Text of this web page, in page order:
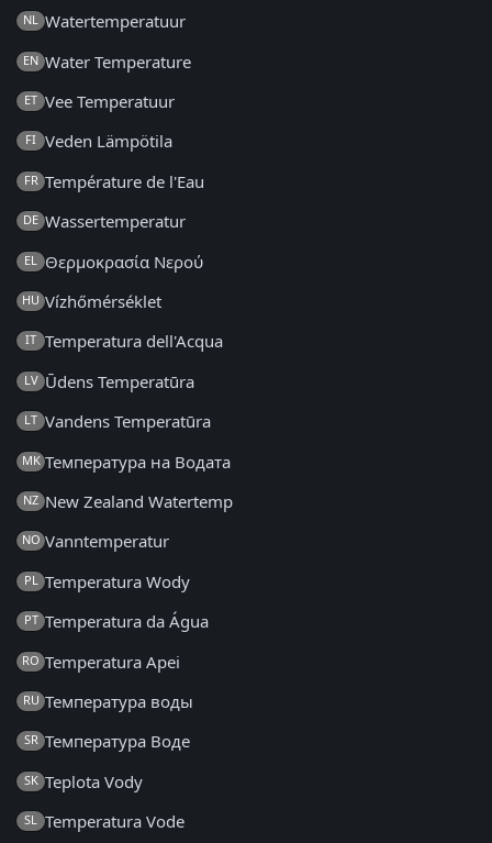
NL Watertemperatuur
EN Water Temperature
ET Vee Temperatuur
FI Veden Lämpötila
FR Température de l'Eau
DE Wassertemperatur
EL Θερμοκρασία Νερού
HU Vízhőmérséklet
IT Temperatura dell'Acqua
LV Ūdens Temperatūra
LT Vandens Temperatūra
MK Температура на Водата
NZ New Zealand Watertemp
NO Vanntemperatur
PL Temperatura Wody
PT Temperatura da Água
RO Temperatura Apei
RU Температура воды
SR Температура Воде
SK Teplota Vody
SL Temperatura Vode